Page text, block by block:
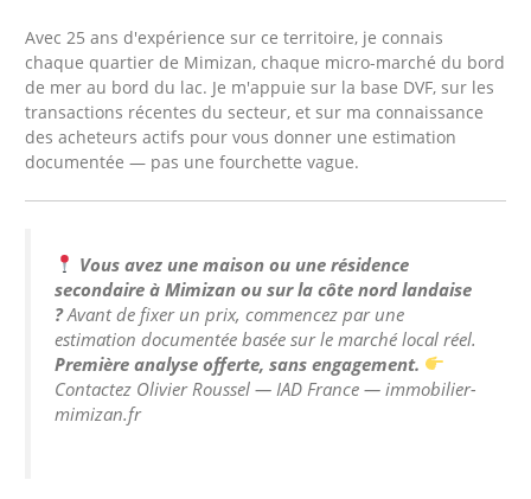
Avec 25 ans d'expérience sur ce territoire, je connais
chaque quartier de Mimizan, chaque micro-marché du bord
de mer au bord du lac. Je m'appuie sur la base DVF, sur les
transactions récentes du secteur, et sur ma connaissance
des acheteurs actifs pour vous donner une estimation
documentée — pas une fourchette vague.
Vous avez une maison ou une résidence
secondaire à Mimizan ou sur la côte nord landaise
?Avant de fixer un prix, commencez par une
estimation documentée basée sur le marché local réel.
Première analyse offerte, sans engagement.
Contactez Olivier Roussel — IAD France — immobilier-
mimizan.fr